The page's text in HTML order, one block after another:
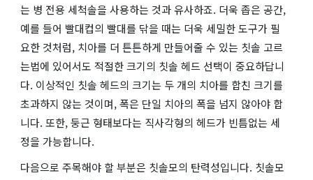
는 병 전용 세척솔을 사용하는 것과 유사하죠. 더욱 좁은 공간,
예를 들어 빨대컵의 빨대를 닦을 때는 더욱 세밀한 도구가 필
요한 것처럼, 치아를 더 튼튼하게 만들어줄 수 있는 칫솔 고르
는법에 있어서도 적절한 크기의 칫솔 헤드 선택이 중요하답니
다. 이상적인 칫솔 헤드의 크기는 두 개의 치아를 합친 크기를
초과하지 않는 것이며, 폭은 단일 치아의 폭을 넘지 않아야 합
니다. 또한, 둥근 형태보다는 직사각형의 헤드가 빈틈없는 세
정을 가능합니다.
다음으로 주목해야 할 부분은 칫솔모의 탄력성입니다. 칫솔모